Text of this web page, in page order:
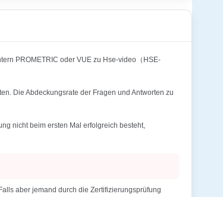
PROMETRIC oder VUE zu Hse-video（HSE-
Die Abdeckungsrate der Fragen und Antworten zu
nicht beim ersten Mal erfolgreich besteht,
aber jemand durch die Zertifizierungsprüfung